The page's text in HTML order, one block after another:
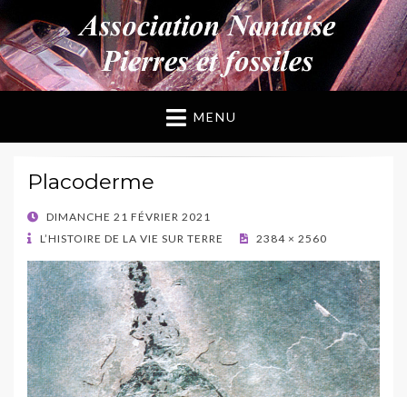
ANPF
Association Nantaise Pierres et Fossiles
MENU
Placoderme
POSTED
ON
DIMANCHE 21 FÉVRIER 2021
L’HISTOIRE DE LA VIE SUR TERRE
2384 × 2560